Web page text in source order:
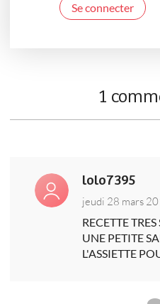
Se connecter
1
lolo7395
jeudi 28 mars
RECETTE
UNE PETITE
L'ASSIETTE